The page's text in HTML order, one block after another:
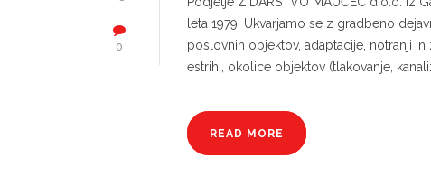
0
leta 1979. Ukvarjamo se z gradbeno
poslovnih objektov, adaptacije, notranji
estrihi, okolice objektov (tlakovanje,
READ MORE